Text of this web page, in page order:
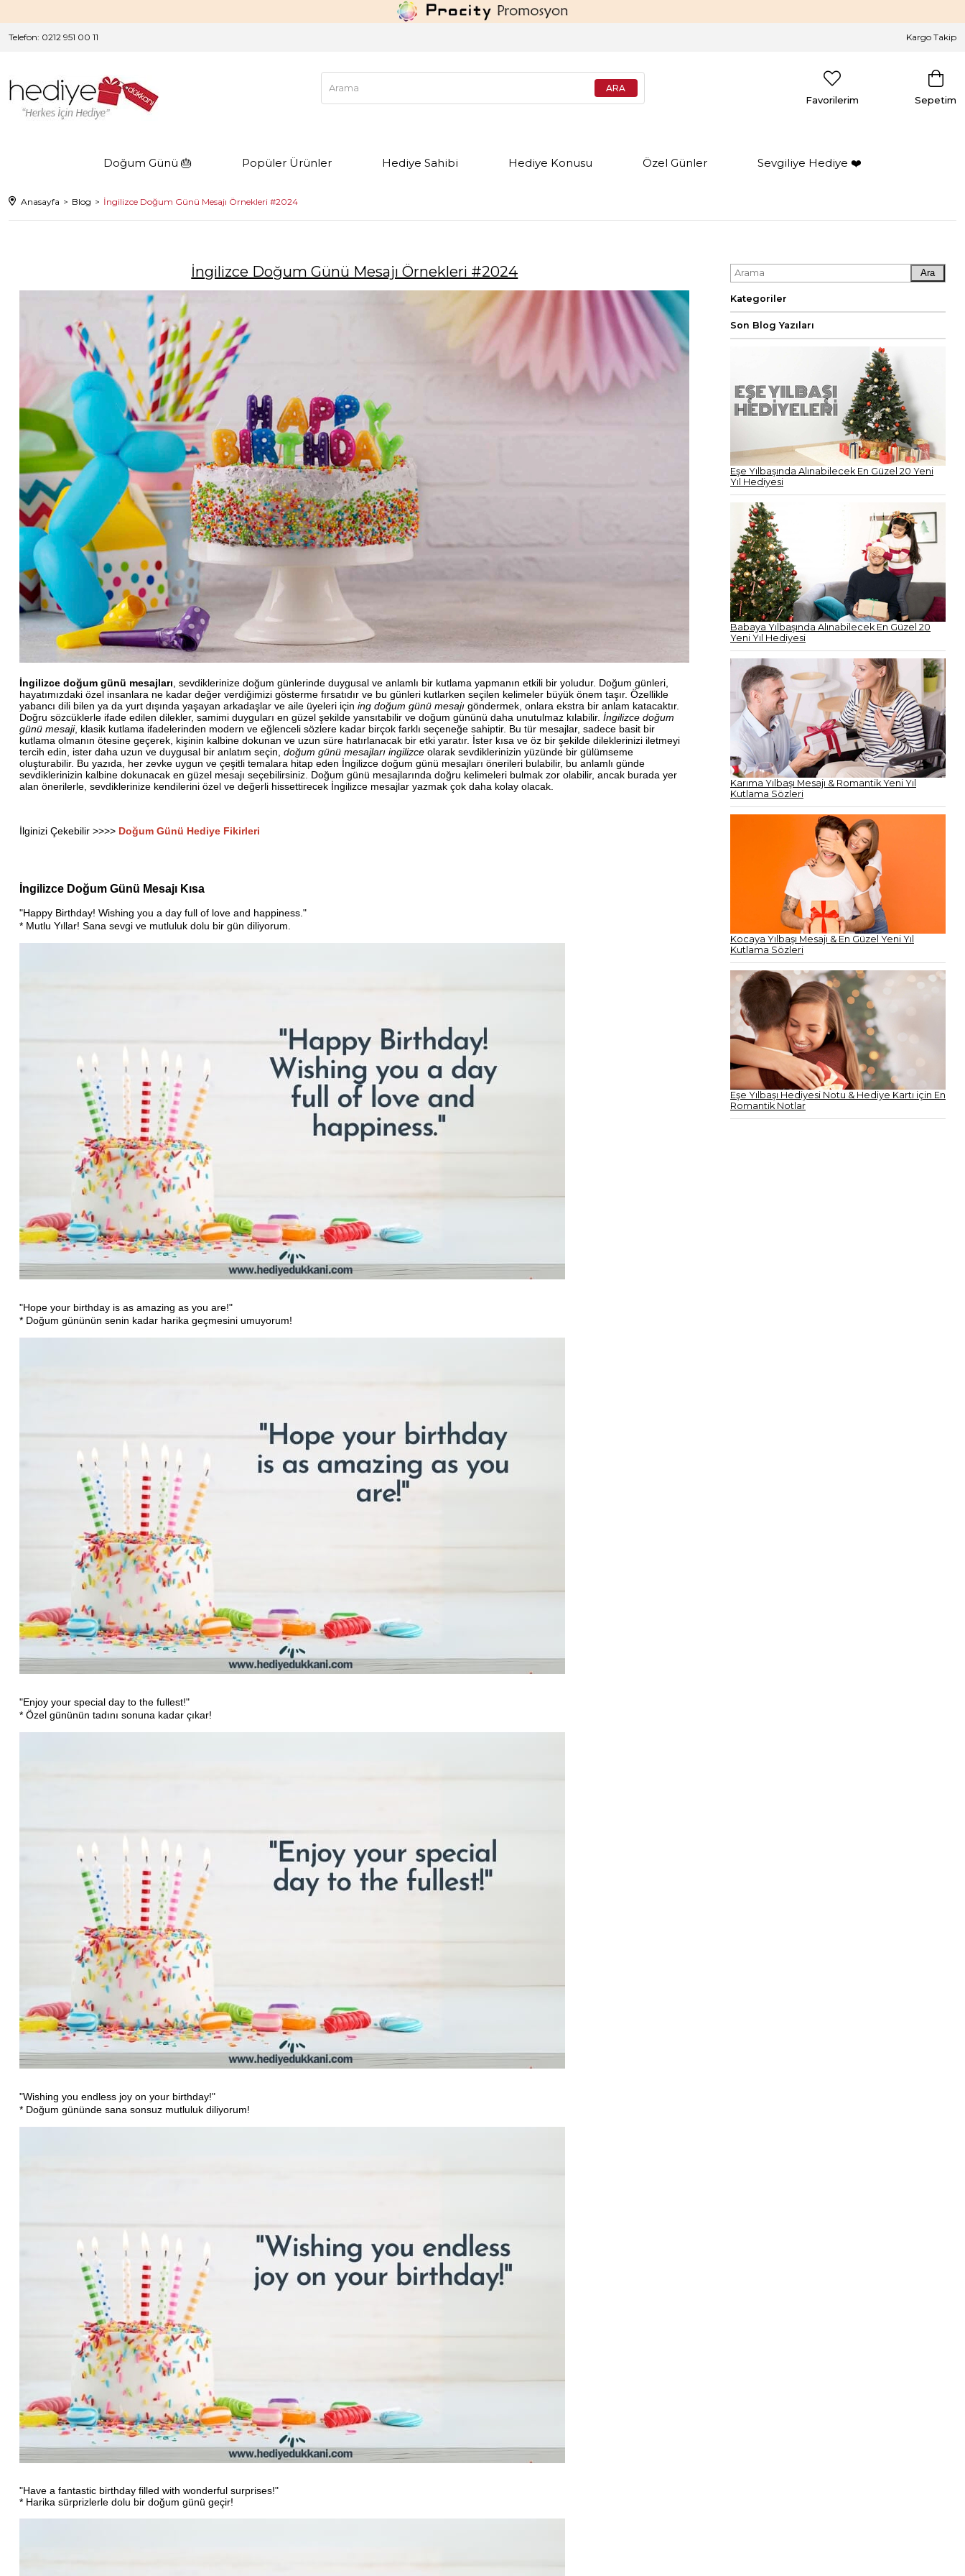
Telefon: 0212 951 00 11 Kargo Takip
Sepetim
Favorilerim
Doğum Günü 🎂 Popüler Ürünler Hediye Sahibi Hediye Konusu Özel Günler Sevgiliye Hediye ❤️
Anasayfa Blog İngilizce Doğum Günü Mesajı Örnekleri #2024
İngilizce Doğum Günü Mesajı Örnekleri #2024
İngilizce doğum günü mesajları , sevdiklerinize doğum günlerinde duygusal ve anlamlı bir kutlama yapmanın etkili bir yoludur. Doğum günleri,
hayatımızdaki özel insanlara ne kadar değer verdiğimizi gösterme fırsatıdır ve bu günleri kutlarken seçilen kelimeler büyük önem taşır. Özellikle
yabancı dili bilen ya da yurt dışında yaşayan arkadaşlar ve aile üyeleri için ing doğum günü mesajı göndermek, onlara ekstra bir anlam katacaktır.
Doğru sözcüklerle ifade edilen dilekler, samimi duyguları en güzel şekilde yansıtabilir ve doğum gününü daha unutulmaz kılabilir. İngilizce doğum
günü mesaji, klasik kutlama ifadelerinden modern ve eğlenceli sözlere kadar birçok farklı seçeneğe sahiptir. Bu tür mesajlar, sadece basit bir
kutlama olmanın ötesine geçerek, kişinin kalbine dokunan ve uzun süre hatırlanacak bir etki yaratır. İster kısa ve öz bir şekilde dileklerinizi iletmeyi
tercih edin, ister daha uzun ve duygusal bir anlatım seçin, doğum günü mesajları ingilizce olarak sevdiklerinizin yüzünde bir gülümseme
oluşturabilir. Bu yazıda, her zevke uygun ve çeşitli temalara hitap eden İngilizce doğum günü mesajları önerileri bulabilir, bu anlamlı günde
sevdiklerinizin kalbine dokunacak en güzel mesajı seçebilirsiniz. Doğum günü mesajlarında doğru kelimeleri bulmak zor olabilir, ancak burada yer
alan önerilerle, sevdiklerinize kendilerini özel ve değerli hissettirecek İngilizce mesajlar yazmak çok daha kolay olacak.
İlginizi Çekebilir >>>> Doğum Günü Hediye Fikirleri
İngilizce Doğum Günü Mesajı Kısa
"Happy Birthday! Wishing you a day full of love and happiness."
* Mutlu Yıllar! Sana sevgi ve mutluluk dolu bir gün diliyorum.
"Hope your birthday is as amazing as you are!"
* Doğum gününün senin kadar harika geçmesini umuyorum!
"Enjoy your special day to the fullest!"
* Özel gününün tadını sonuna kadar çıkar!
"Wishing you endless joy on your birthday!"
* Doğum gününde sana sonsuz mutluluk diliyorum!
"Have a fantastic birthday filled with wonderful surprises!"
* Harika sürprizlerle dolu bir doğum günü geçir!
Ara
Kategoriler
Son Blog Yazıları
Eşe Yılbaşında Alınabilecek En Güzel 20 Yeni
Yıl Hediyesi
Babaya Yılbaşında Alınabilecek En Güzel 20
Yeni Yıl Hediyesi
Karıma Yılbaşı Mesajı & Romantik Yeni Yıl
Kutlama Sözleri
Kocaya Yılbaşı Mesajı & En Güzel Yeni Yıl
Kutlama Sözleri
Eşe Yılbaşı Hediyesi Notu & Hediye Kartı için En
Romantik Notlar